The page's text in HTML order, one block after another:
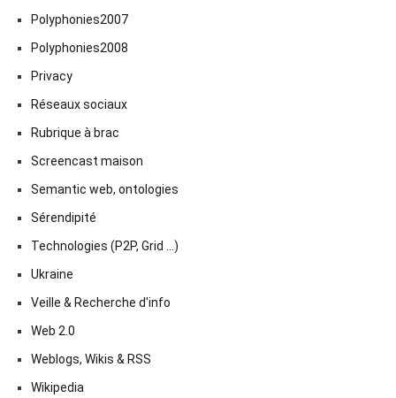
Polyphonies2007
Polyphonies2008
Privacy
Réseaux sociaux
Rubrique à brac
Screencast maison
Semantic web, ontologies
Sérendipité
Technologies (P2P, Grid …)
Ukraine
Veille & Recherche d'info
Web 2.0
Weblogs, Wikis & RSS
Wikipedia